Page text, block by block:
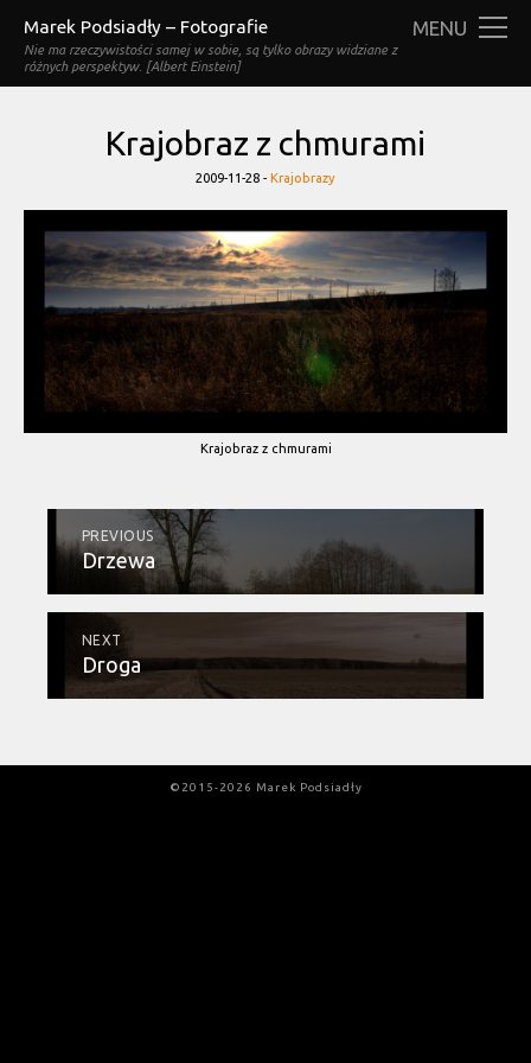
Marek Podsiadły – Fotografie
Nie ma rzeczywistości samej w sobie, są tylko obrazy widziane z
różnych perspektyw. [Albert Einstein]
MENU
Krajobraz z chmurami
2009-11-28 - Categories
Krajobrazy
Krajobraz z chmurami
PREVIOUS
Drzewa
NEXT
Droga
©2015-2026 Marek Podsiadły